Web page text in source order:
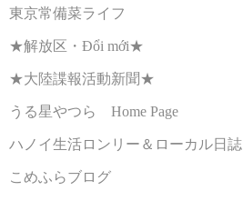
東京常備菜ライフ
★解放区・Đổi mới★
★大陸諜報活動新聞★
うる星やつら Home Page
ハノイ生活ロンリー＆ローカル日誌
こめふらブログ